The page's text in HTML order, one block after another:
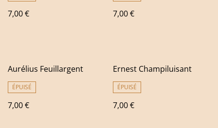
7,00 € 7,00 €
Aurélius Feuillargent
ÉPUISÉ
7,00 €
Ernest Champiluisant
ÉPUISÉ
7,00 €